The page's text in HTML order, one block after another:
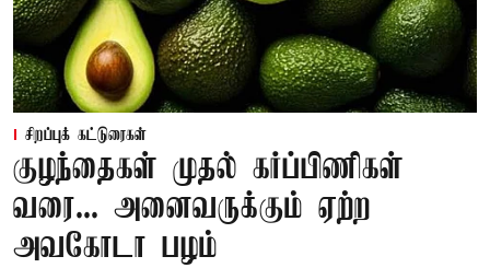
சிறப்புக் கட்டுரைகள்
குழந்தைகள் முதல் கர்ப்பிணிகள்
வரை... அனைவருக்கும் ஏற்ற
அவகோடா பழம்